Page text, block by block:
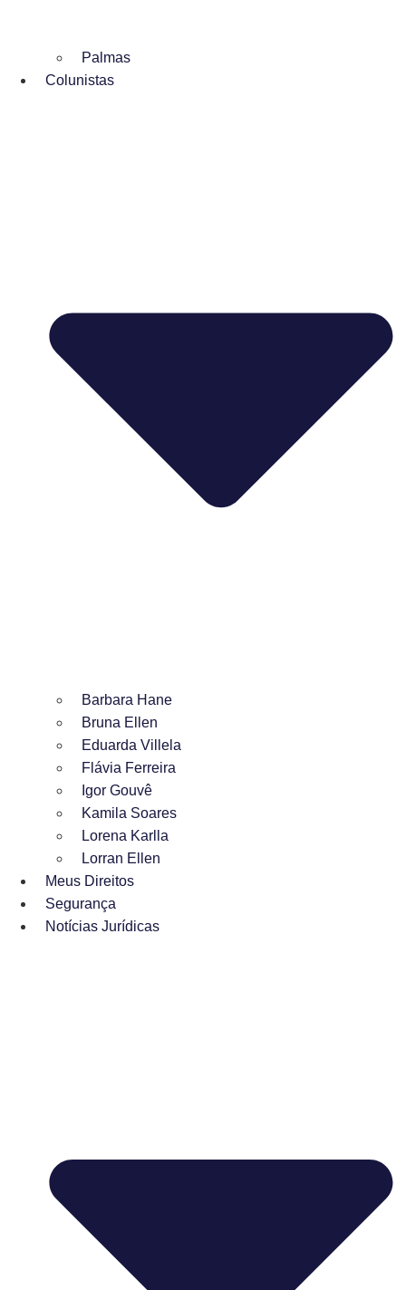
Palmas
Colunistas
Barbara Hane
Bruna Ellen
Eduarda Villela
Flávia Ferreira
Igor Gouvê
Kamila Soares
Lorena Karlla
Lorran Ellen
Meus Direitos
Segurança
Notícias Jurídicas